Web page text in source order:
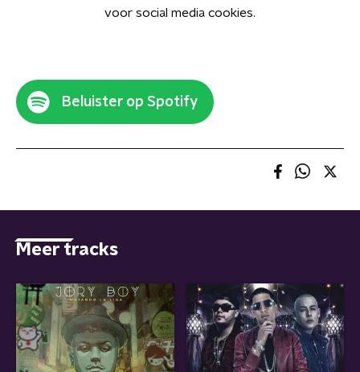
voor social media cookies.
Beluister op Spotify
Meer tracks